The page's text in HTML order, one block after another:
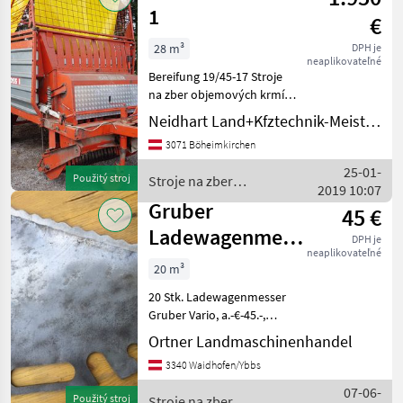
krmív /
Gruber
Použitý stroj
1
€
DPH je
neaplikovateľné
28 m³
Bereifung 19/45-17 Stroje
na zber objemových krmív
Zberaci prívesný voz
Neidhart Land+Kfztechnik-Meisterbetrieb
3071 Böheimkirchen
Stroje na zber
objemových krmív /
Gruber
25-01-
2019 10:07
Použitý stroj
Gruber
Ladewagenmesser
f. Vario
45 €
DPH je
neaplikovateľné
20 m³
20 Stk. Ladewagenmesser
Gruber Vario, a.-€-45.-,
näheres 06649804844 Stroje
na zber objemových krmív
Zberaci prívesný voz
Ortner Landmaschinenhandel
3340 Waidhofen/Ybbs
07-06-